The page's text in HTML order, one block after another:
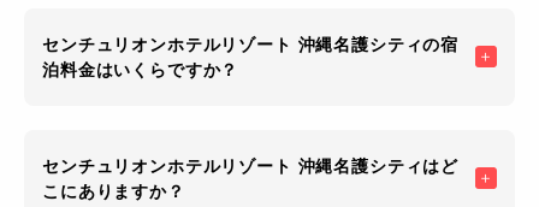
センチュリオンホテルリゾート 沖縄名護シティの宿
泊料金はいくらですか？
センチュリオンホテルリゾート 沖縄名護シティはど
こにありますか？